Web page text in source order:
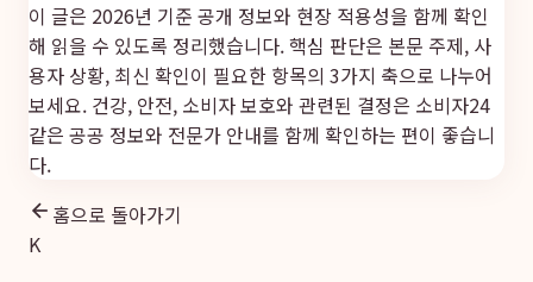
이 글은 2026년 기준 공개 정보와 현장 적용성을 함께 확인
해 읽을 수 있도록 정리했습니다. 핵심 판단은 본문 주제, 사
용자 상황, 최신 확인이 필요한 항목의 3가지 축으로 나누어
보세요. 건강, 안전, 소비자 보호와 관련된 결정은 소비자24
같은 공공 정보와 전문가 안내를 함께 확인하는 편이 좋습니
다.
홈으로 돌아가기
K